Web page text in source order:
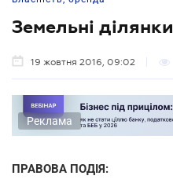
Земельні ділянки
19 жовтня 2016, 09:02
Реклама
ПРАВОВА ПОДІЯ: